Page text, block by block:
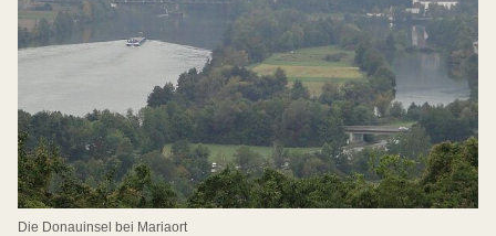
Die Donauinsel bei Mariaort